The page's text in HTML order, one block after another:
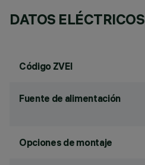
DATOS ELÉCTRICOS
Código ZVEI
Fuente de alimentación
Opciones de montaje